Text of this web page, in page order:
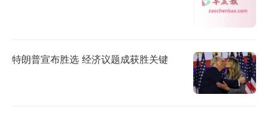
特朗普宣布胜选 经济议题成获胜关键